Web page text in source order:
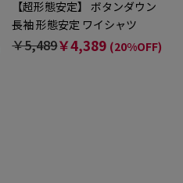
【超形態安定】 ボタンダウン
長袖 形態安定 ワイシャツ
￥5,489￥4,389 (20%OFF)